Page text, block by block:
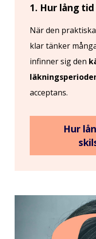
1. Hur lång
När den
klar tänker
infinner sig den
acceptans.
Hur